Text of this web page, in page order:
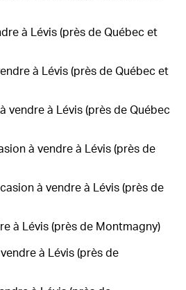
à Lévis (près de Québec et
à Lévis (près de Québec et
vendre à Lévis (près de Québec
à vendre à Lévis (près de
à vendre à Lévis (près de
à Lévis (près de Montmagny)
à Lévis (près de